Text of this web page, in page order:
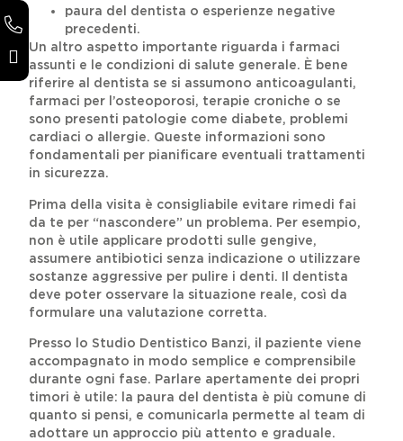
paura del dentista o esperienze negative
precedenti.
Un altro aspetto importante riguarda i farmaci
assunti e le condizioni di salute generale. È bene
riferire al dentista se si assumono anticoagulanti,
farmaci per l’osteoporosi, terapie croniche o se
sono presenti patologie come diabete, problemi
cardiaci o allergie. Queste informazioni sono
fondamentali per pianificare eventuali trattamenti
in sicurezza.
Prima della visita è consigliabile evitare rimedi fai
da te per “nascondere” un problema. Per esempio,
non è utile applicare prodotti sulle gengive,
assumere antibiotici senza indicazione o utilizzare
sostanze aggressive per pulire i denti. Il dentista
deve poter osservare la situazione reale, così da
formulare una valutazione corretta.
Presso lo Studio Dentistico Banzi, il paziente viene
accompagnato in modo semplice e comprensibile
durante ogni fase. Parlare apertamente dei propri
timori è utile: la paura del dentista è più comune di
quanto si pensi, e comunicarla permette al team di
adottare un approccio più attento e graduale.